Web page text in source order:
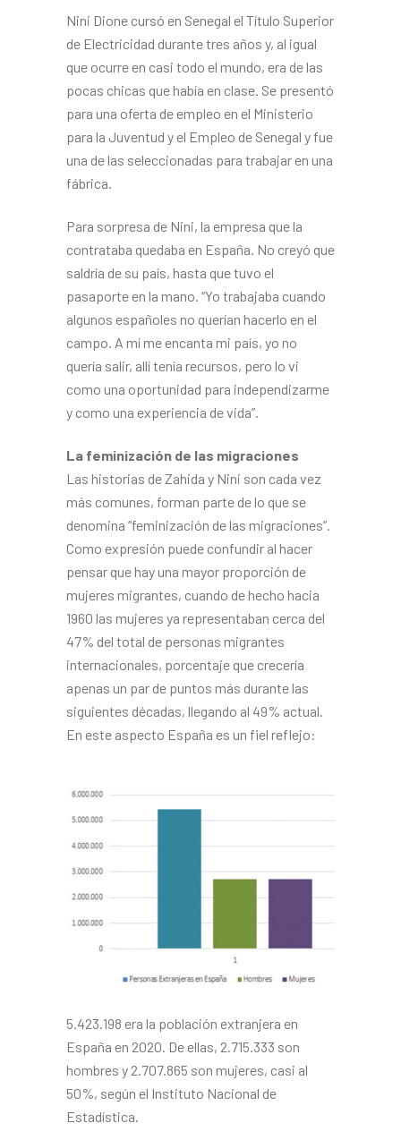
Nini Dione cursó en Senegal el Título Superior
de Electricidad durante tres años y, al igual
que ocurre en casi todo el mundo, era de las
pocas chicas que había en clase. Se presentó
para una oferta de empleo en el Ministerio
para la Juventud y el Empleo de Senegal y fue
una de las seleccionadas para trabajar en una
fábrica.
Para sorpresa de Nini, la empresa que la
contrataba quedaba en Es­paña. No creyó que
saldría de su país, hasta que tuvo el
pasaporte en la mano. “Yo trabajaba cuan­do
algunos españoles no que­rían hacerlo en el
campo. A mí me encanta mi país, yo no
quería salir, allí tenía recursos, pero lo vi
como una oportunidad para in­dependizarme
y como una expe­riencia de vida”.
La feminización de las migra­ciones
Las historias de Zahida y Nini son cada vez
más comunes, forman parte de lo que se
denomina “fe­minización de las migraciones”.
Como expresión puede confun­dir al hacer
pensar que hay una mayor proporción de
mujeres migrantes, cuando de hecho ha­cia
1960 las mujeres ya represen­taban cerca del
47% del total de personas migrantes
internacio­nales, porcentaje que crecería
apenas un par de puntos más durante las
siguientes décadas, llegando al 49% actual.
En este aspecto España es un fiel reflejo:
5.423.198 era la población ex­tranjera en
España en 2020. De ellas, 2.715.333 son
hombres y 2.707.865 son mujeres, casi al
50%, según el Instituto Nacional de
Estadística.